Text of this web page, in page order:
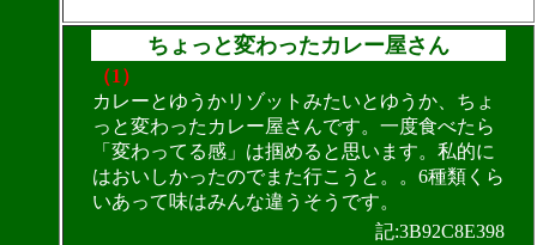
ちょっと変わったカレー屋さん
（1）
カレーとゆうかリゾットみたいとゆうか、ちょ
っと変わったカレー屋さんです。一度食べたら
「変わってる感」は掴めると思います。私的に
はおいしかったのでまた行こうと。。6種類くら
いあって味はみんな違うそうです。
記:3B92C8E398